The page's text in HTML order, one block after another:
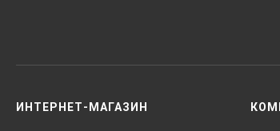
ИНТЕРНЕТ-МАГАЗИН